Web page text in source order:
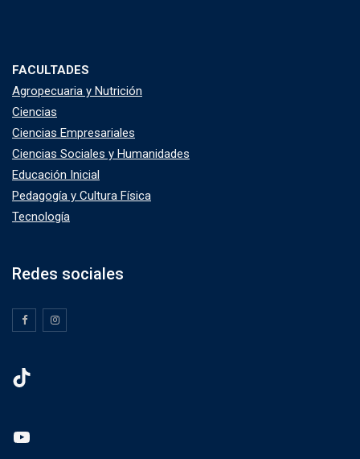
FACULTADES
Agropecuaria y Nutrición
Ciencias
Ciencias Empresariales
Ciencias Sociales y Humanidades
Educación Inicial
Pedagogía y Cultura Física
Tecnología
Redes sociales